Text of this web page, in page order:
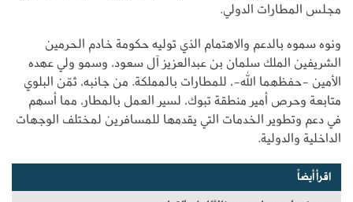
مجلس المطارات الدولي.
ونوه سموه بالدعم والاهتمام الذي توليه حكومة خادم الحرمين
الشريفين الملك سلمان بن عبدالعزيز آل سعود، وسمو ولي عهده
الأمين -حفظهما الله-، للمطارات بالمملكة. من جانبه، ثمّن البلوي
متابعة وحرص أمير منطقة تبوك، لسير العمل بالمطار، مما أسهم
في دعم وتطوير الخدمات التي يقدمها للمسافرين لمختلف الوجهات
الداخلية والدولية.
اقرأ أيضاً